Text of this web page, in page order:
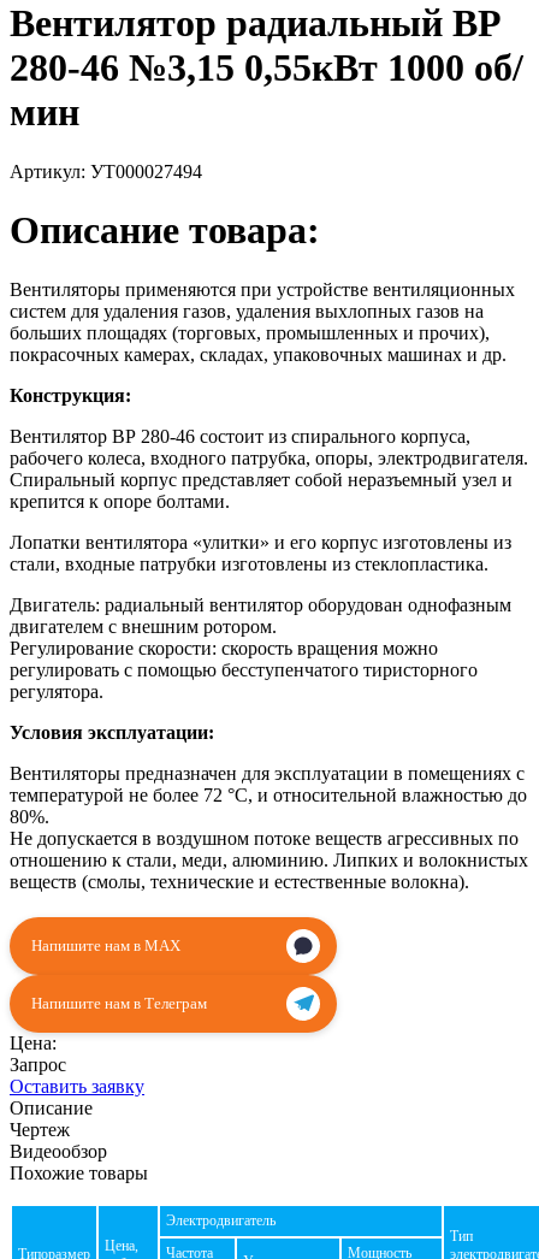
Вентилятор радиальный ВР
280-46 №3,15 0,55кВт 1000 об/
мин
Артикул: УТ000027494
Описание товара:
Вентиляторы применяются при устройстве вентиляционных
систем для удаления газов, удаления выхлопных газов на
больших площадях (торговых, промышленных и прочих),
покрасочных камерах, складах, упаковочных машинах и др.
Конструкция:
Вентилятор ВР 280-46 состоит из спирального корпуса,
рабочего колеса, входного патрубка, опоры, электродвигателя.
Спиральный корпус представляет собой неразъемный узел и
крепится к опоре болтами.
Лопатки вентилятора «улитки» и его корпус изготовлены из
стали, входные патрубки изготовлены из стеклопластика.
Двигатель: радиальный вентилятор оборудован однофазным
двигателем с внешним ротором.
Регулирование скорости: скорость вращения можно
регулировать с помощью бесступенчатого тиристорного
регулятора.
Условия эксплуатации:
Вентиляторы предназначен для эксплуатации в помещениях с
температурой не более 72 °С, и относительной влажностью до
80%.
Не допускается в воздушном потоке веществ агрессивных по
отношению к стали, меди, алюминию. Липких и волокнистых
веществ (смолы, технические и естественные волокна).
Напишите нам в MAX
Напишите нам в Телеграм
Цена:
Запрос
Оставить заявку
Описание
Чертеж
Видеообзор
Похожие товары
Типоразмер
Цена,
Электродвигатель
Тип
Частота Мощность